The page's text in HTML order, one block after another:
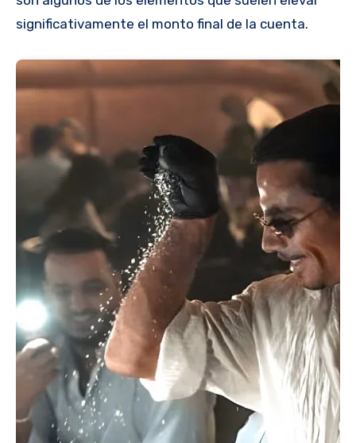
significativamente el monto final de la cuenta.